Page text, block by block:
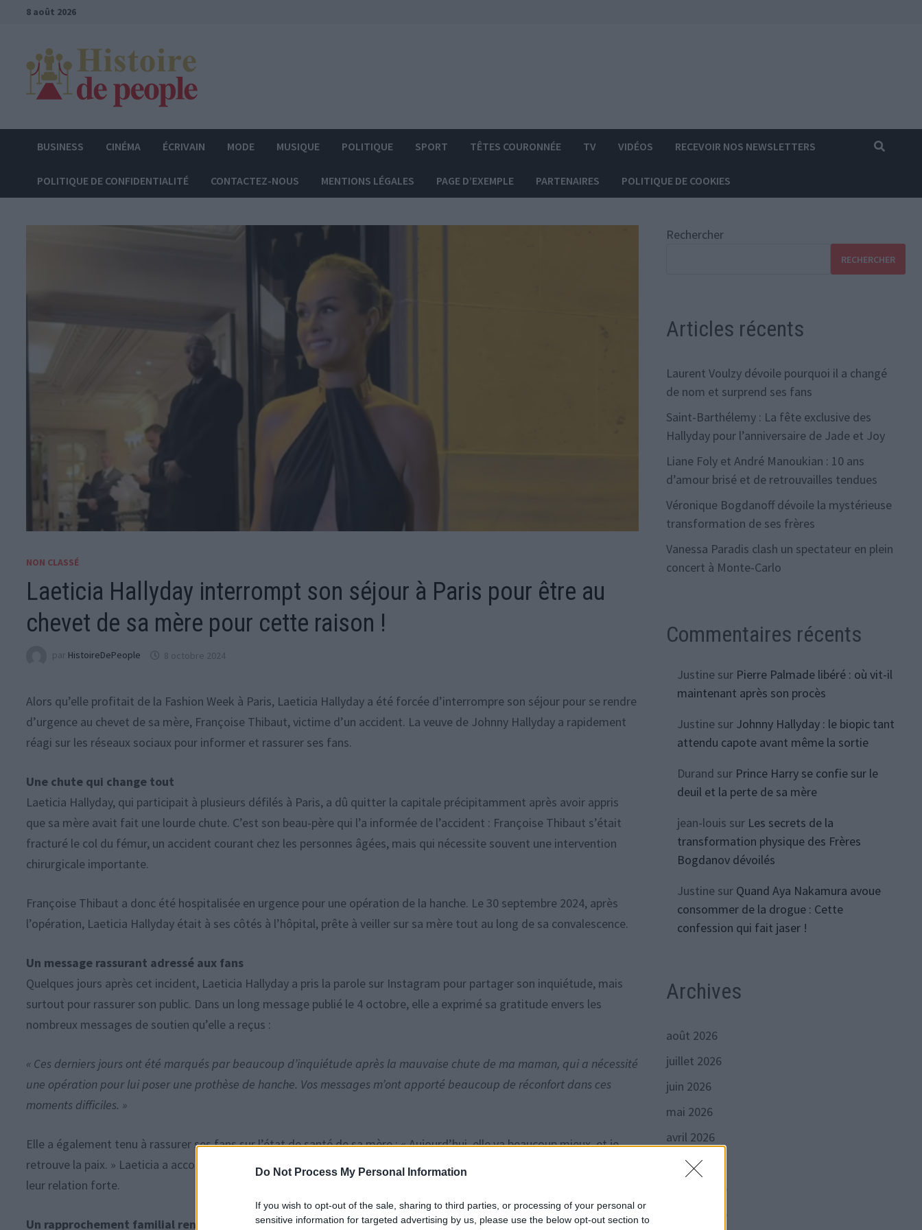
Do Not Process My Personal Information
If you wish to opt-out of the sale, sharing to third parties, or processing of your personal or
sensitive information for targeted advertising by us, please use the below opt-out section to
Passer8 août 2026
BUSINESS CINÉMA ÉCRIVAIN MODE MUSIQUE POLITIQUE SPORT TÊTES COURONNÉE TV VIDÉOS RECEVOIR NOS NEWSLETTERS
POLITIQUE DE CONFIDENTIALITÉ CONTACTEZ-NOUS MENTIONS LÉGALES PAGE D’EXEMPLE PARTENAIRES POLITIQUE DE COOKIES
NON CLASSÉ
Laeticia Hallyday interrompt son séjour à Paris pour être au
chevet de sa mère pour cette raison !
par HistoireDePeople 8 octobre 2024
Alors qu’elle profitait de la Fashion Week à Paris, Laeticia Hallyday a été forcée d’interrompre son séjour pour se rendre
d’urgence au chevet de sa mère, Françoise Thibaut, victime d’un accident. La veuve de Johnny Hallyday a rapidement
réagi sur les réseaux sociaux pour informer et rassurer ses fans.
Une chute qui change tout
Laeticia Hallyday, qui participait à plusieurs défilés à Paris, a dû quitter la capitale précipitamment après avoir appris
que sa mère avait fait une lourde chute. C’est son beau-père qui l’a informée de l’accident : Françoise Thibaut s’était
fracturé le col du fémur, un accident courant chez les personnes âgées, mais qui nécessite souvent une intervention
chirurgicale importante.
Françoise Thibaut a donc été hospitalisée en urgence pour une opération de la hanche. Le 30 septembre 2024, après
l’opération, Laeticia Hallyday était à ses côtés à l’hôpital, prête à veiller sur sa mère tout au long de sa convalescence.
Un message rassurant adressé aux fans
Quelques jours après cet incident, Laeticia Hallyday a pris la parole sur Instagram pour partager son inquiétude, mais
surtout pour rassurer son public. Dans un long message publié le 4 octobre, elle a exprimé sa gratitude envers les
nombreux messages de soutien qu’elle a reçus :
« Ces derniers jours ont été marqués par beaucoup d’inquiétude après la mauvaise chute de ma maman, qui a nécessité
une opération pour lui poser une prothèse de hanche. Vos messages m’ont apporté beaucoup de réconfort dans ces
moments difficiles. »
Elle a également tenu à rassurer ses fans sur l’état de santé de sa mère : « Aujourd’hui, elle va beaucoup mieux, et je
retrouve la paix. » Laeticia a accompagné ce message de plusieurs photos prises aux côtés de sa mère, témoignant de
leur relation forte.
Un rapprochement familial renforcé
Rechercher
RECHERCHER
Articles récents
Laurent Voulzy dévoile pourquoi il a changé
de nom et surprend ses fans
Saint-Barthélemy : La fête exclusive des
Hallyday pour l’anniversaire de Jade et Joy
Liane Foly et André Manoukian : 10 ans
d’amour brisé et de retrouvailles tendues
Véronique Bogdanoff dévoile la mystérieuse
transformation de ses frères
Vanessa Paradis clash un spectateur en plein
concert à Monte-Carlo
Commentaires récents
Justinesur Pierre Palmade libéré : où vit-il
maintenant après son procès
Justinesur Johnny Hallyday : le biopic tant
attendu capote avant même la sortie
Durand sur Prince Harry se confie sur le
deuil et la perte de sa mère
jean-louis sur Les secrets de la
transformation physique des Frères
Bogdanov dévoilés
Justinesur Quand Aya Nakamura avoue
consommer de la drogue : Cette
confession qui fait jaser !
Archives
août 2026
juillet 2026
juin 2026
mai 2026
avril 2026
mars 2026
février 2026
janvier 2026